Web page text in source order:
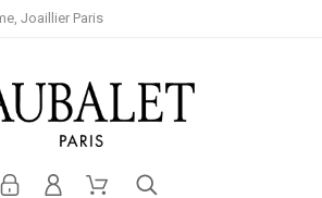
Joaillier Paris